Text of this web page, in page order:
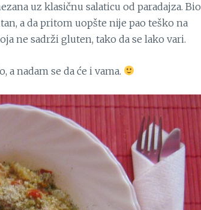
uz klasičnu salaticu od paradajza. Bio
a da pritom uopšte nije pao teško na
ne sadrži gluten, tako da se lako vari.
nadam se da će i vama.